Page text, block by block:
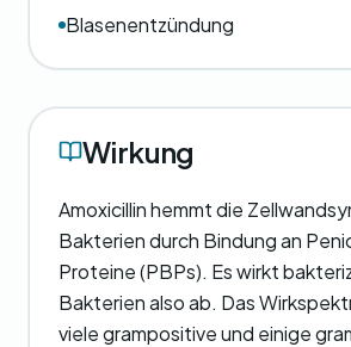
Blasenentzündung
Wirkung
Amoxicillin hemmt die
Bakterien durch Bindung an
Proteine (PBPs). Es wirkt
Bakterien also ab. Das
viele grampositive und einige